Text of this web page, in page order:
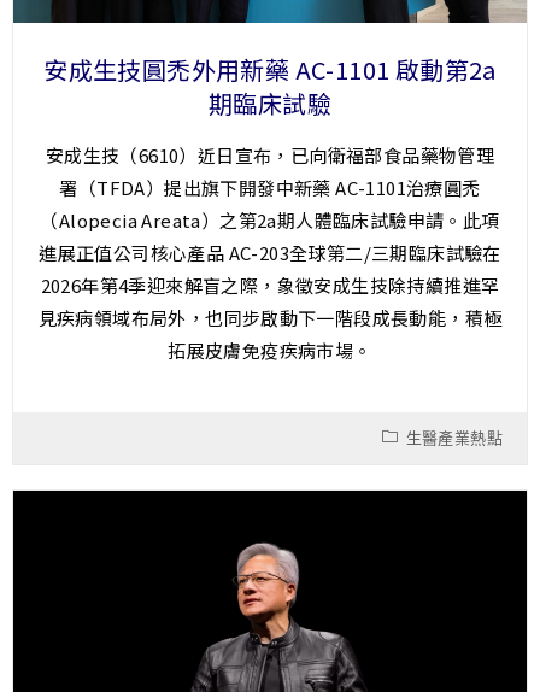
安成生技圓禿外用新藥 AC-1101 啟動第2a
期臨床試驗
安成生技（6610）近日宣布，已向衛福部食品藥物管理
署（TFDA）提出旗下開發中新藥 AC-1101治療圓禿
（Alopecia Areata）之第2a期人體臨床試驗申請。此項
進展正值公司核心產品 AC-203全球第二/三期臨床試驗在
2026年第4季迎來解盲之際，象徵安成生技除持續推進罕
見疾病領域布局外，也同步啟動下一階段成長動能，積極
拓展皮膚免疫疾病市場。
生醫產業熱點